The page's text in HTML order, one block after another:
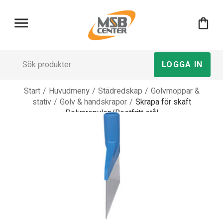
menu shopping_bag
LOGGA IN
Start / Huvudmeny / Städredskap / Golvmoppar &
stativ / Golv & handskrapor / Skrapa för skaft
Polypropylen/Rostfritt stål